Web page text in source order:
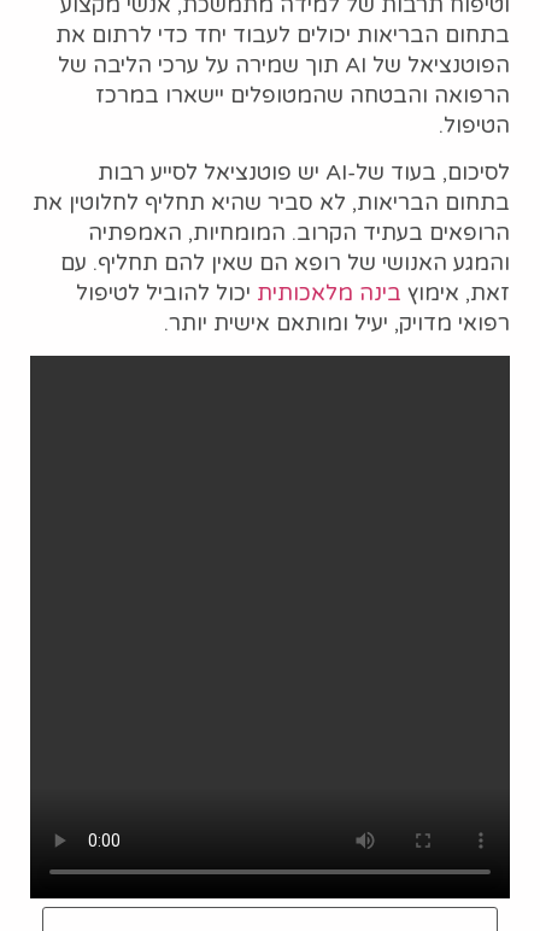
בתחום הבריאות יכולים לעבוד יחד כדי לרתום את
הפוטנציאל של AI תוך שמירה על ערכי הליבה של
הרפואה והבטחה שהמטופלים יישארו במרכז
הטיפול.
לסיכום, בעוד של-AI יש פוטנציאל לסייע רבות
בתחום הבריאות, לא סביר שהיא תחליף לחלוטין את
הרופאים בעתיד הקרוב. המומחיות, האמפתיה
והמגע האנושי של רופא הם שאין להם תחליף. עם
זאת, אימוץ בינה מלאכותית יכול להוביל לטיפול
רפואי מדויק, יעיל ומותאם אישית יותר.